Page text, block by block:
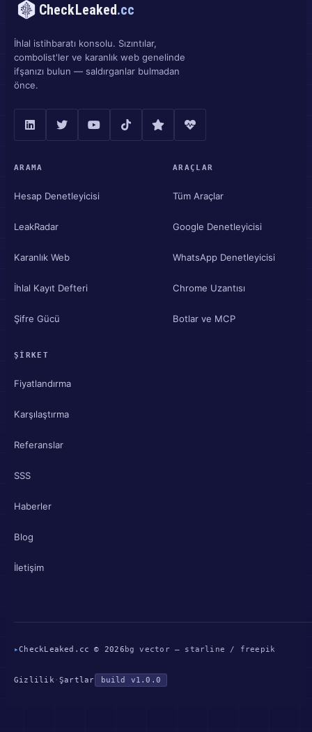
CheckLeaked.cc
İhlal istihbaratı konsolu. Sızıntılar,
combolist'ler ve karanlık web genelinde
ifşanızı bulun — saldırganlar bulmadan
önce.
ARAMA
Hesap Denetleyicisi
LeakRadar
Karanlık Web
İhlal Kayıt Defteri
Şifre Gücü
ARAÇLAR
Tüm Araçlar
Google Denetleyicisi
WhatsApp Denetleyicisi
Chrome Uzantısı
Botlar ve MCP
ŞIRKET
Fiyatlandırma
Karşılaştırma
Referanslar
SSS
Haberler
Blog
İletişim
▸CheckLeaked.cc © 2026 bg vector — starline / freepik
Gizlilik · Şartlar build v1.0.0